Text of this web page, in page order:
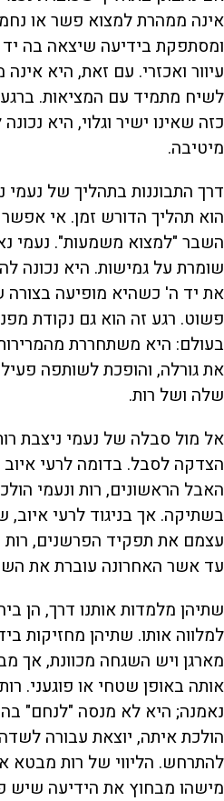
אינה ממהרת למצוא פשר או
ומסתפקת בידיעה שיצאה בה יד
עיוור ואכזרי. עם זאת, היא
לשיח מתמיד עם המציאות.
כזה שאינו ישיר וגלוי, היא
מיטיבה.
דרך התבוננות בתהליך של
הוא תהליך הדורש זמן. אי
השבר "למצוא משמעות". נעמי
שומרת על גמישות. היא נכונה
את יד ה' כשהיא מופיעה
פשוט. רגע זה הוא גם נקודת
בעולם: היא משתחררת
את גורלה, והופכת לשותפה
שלה ושל רות.
אל מול סבלה של נעמי ניצבת
הצדקה לסבל. בדומה לרעי
האבל הראשונים, רות ונעמי
בשתיקה. אך בניגוד לרעי
עצמם את תפקיד הפרשנים, רות
עד אשר האחרונה עוברת את
שתיהן מלמדות אותנו דרך, הן
למלווה אותו. שתיהן מחזיקות
מארגן ויש השגחה מכוונת, אך
אותה באופן שטחי או פוגעני.
נאמנה; היא לא מנסה "לנחם"
הולכת איתה, יוצאת עבורה
להתרחש. הליווי של רות מבטא
מישהו מבחוץ את הידיעה שיש